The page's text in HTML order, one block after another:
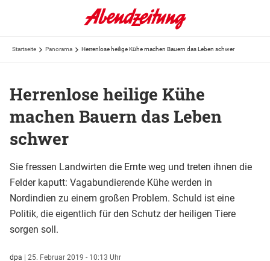
Startseite Panorama Herrenlose heilige Kühe machen Bauern das Leben schwer
Herrenlose heilige Kühe
machen Bauern das Leben
schwer
Sie fressen Landwirten die Ernte weg und treten ihnen die
Felder kaputt: Vagabundierende Kühe werden in
Nordindien zu einem großen Problem. Schuld ist eine
Politik, die eigentlich für den Schutz der heiligen Tiere
sorgen soll.
dpa | 25. Februar 2019 - 10:13 Uhr